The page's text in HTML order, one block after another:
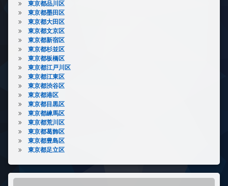
東京都品川区
東京都墨田区
東京都大田区
東京都文京区
東京都新宿区
東京都杉並区
東京都板橋区
東京都江戸川区
東京都江東区
東京都渋谷区
東京都港区
東京都目黒区
東京都練馬区
東京都荒川区
東京都葛飾区
東京都豊島区
東京都足立区